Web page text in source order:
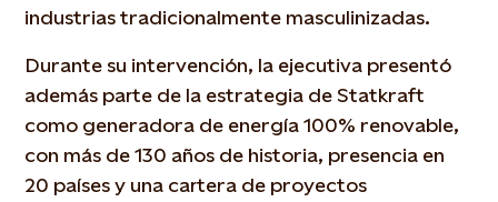
industrias tradicionalmente masculinizadas.
Durante su intervención, la ejecutiva presentó
además parte de la estrategia de Statkraft
como generadora de energía 100% renovable,
con más de 130 años de historia, presencia en
20 países y una cartera de proyectos